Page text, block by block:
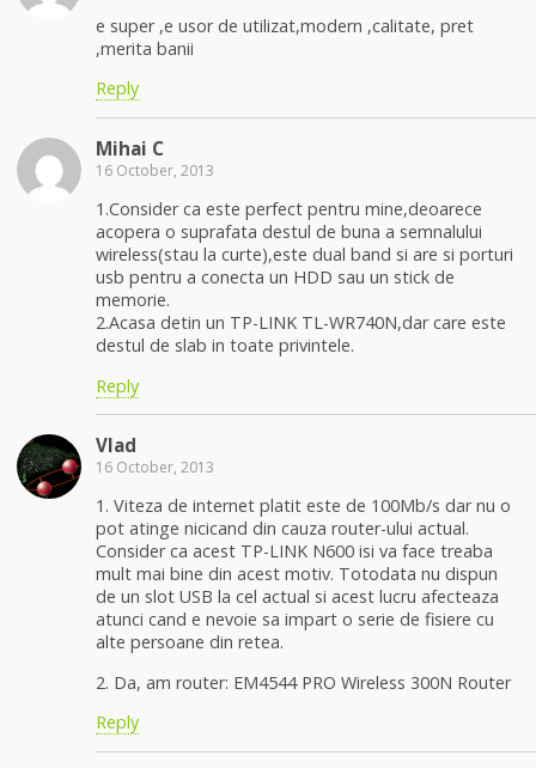
e super ,e usor de utilizat,modern ,calitate, pret
,merita banii
Reply
Mihai C
16 October, 2013
1.Consider ca este perfect pentru mine,deoarece
acopera o suprafata destul de buna a semnalului
wireless(stau la curte),este dual band si are si porturi
usb pentru a conecta un HDD sau un stick de
memorie.
2.Acasa detin un TP-LINK TL-WR740N,dar care este
destul de slab in toate privintele.
Reply
Vlad
16 October, 2013
1. Viteza de internet platit este de 100Mb/s dar nu o
pot atinge nicicand din cauza router-ului actual.
Consider ca acest TP-LINK N600 isi va face treaba
mult mai bine din acest motiv. Totodata nu dispun
de un slot USB la cel actual si acest lucru afecteaza
atunci cand e nevoie sa impart o serie de fisiere cu
alte persoane din retea.
2. Da, am router: EM4544 PRO Wireless 300N Router
Reply